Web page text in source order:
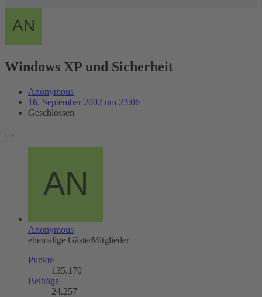
Windows XP und Sicherheit
Anonymous
16. September 2002 um 23:06
Geschlossen
Anonymous
ehemalige Gäste/Mitglieder
Punkte
135.170
Beiträge
24.257